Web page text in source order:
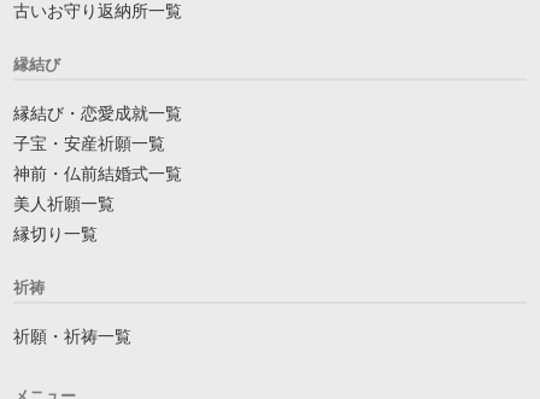
古いお守り返納所一覧
縁結び
縁結び・恋愛成就一覧
子宝・安産祈願一覧
神前・仏前結婚式一覧
美人祈願一覧
縁切り一覧
祈祷
祈願・祈祷一覧